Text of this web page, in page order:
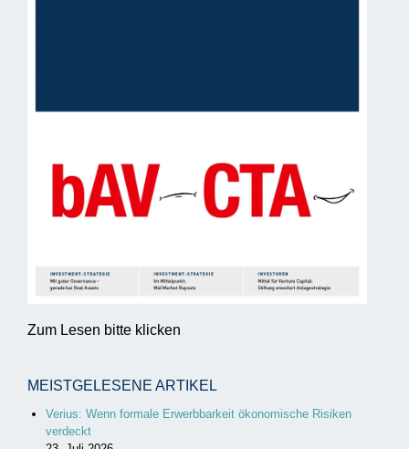
Zum Lesen bitte klicken
MEISTGELESENE ARTIKEL
Verius: Wenn formale Erwerbbarkeit ökonomische Risiken
verdeckt